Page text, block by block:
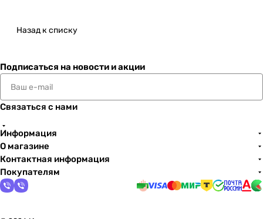
Назад к списку
Подписаться на новости и акции
Связаться с нами
Информация
О магазине
Контактная информация
Покупателям